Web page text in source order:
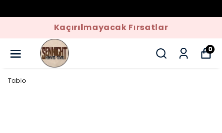
Kaçırılmayacak Fırsatlar
0
Tablo